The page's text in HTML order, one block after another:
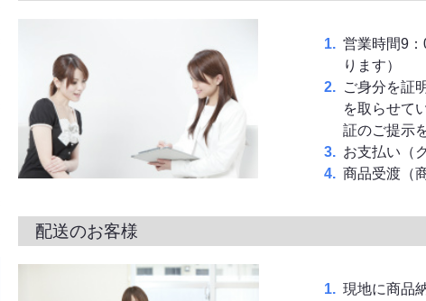
営業時間9
ります）
ご身分を証
を取らせて
証のご提示
お支払い（
商品受渡（
配送のお客様
現地に商品